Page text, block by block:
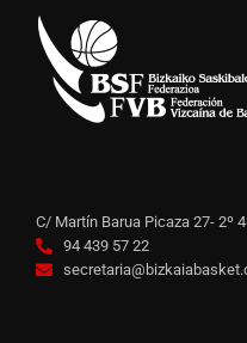
C/ Martín Barua Picaza 27- 2º
94 439 57 22